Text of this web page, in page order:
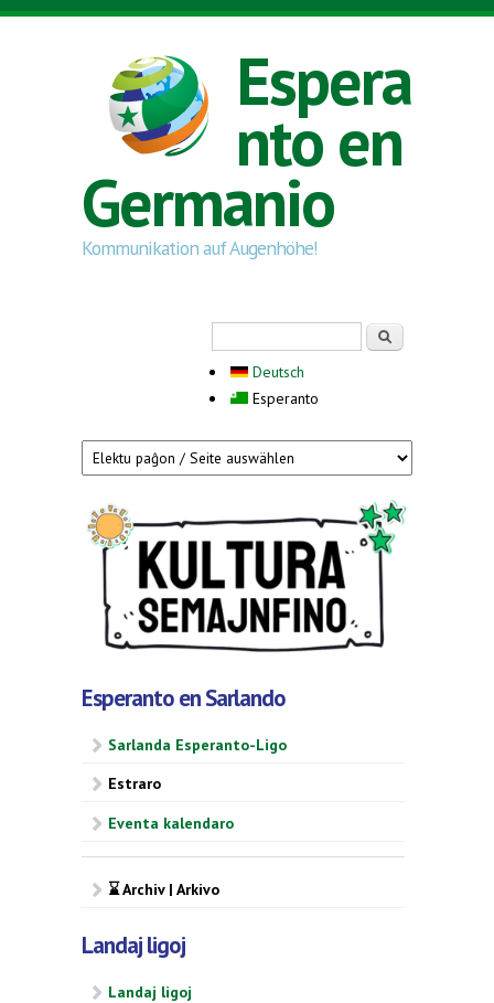
Skip to main content
Espera
nto en
Germanio
Kommunikation auf Augenhöhe!
Deutsch
Esperanto
Esperanto en Sarlando
Sarlanda Esperanto-Ligo
Estraro
Eventa kalendaro
⌛ Archiv | Arkivo
Landaj ligoj
Landaj ligoj